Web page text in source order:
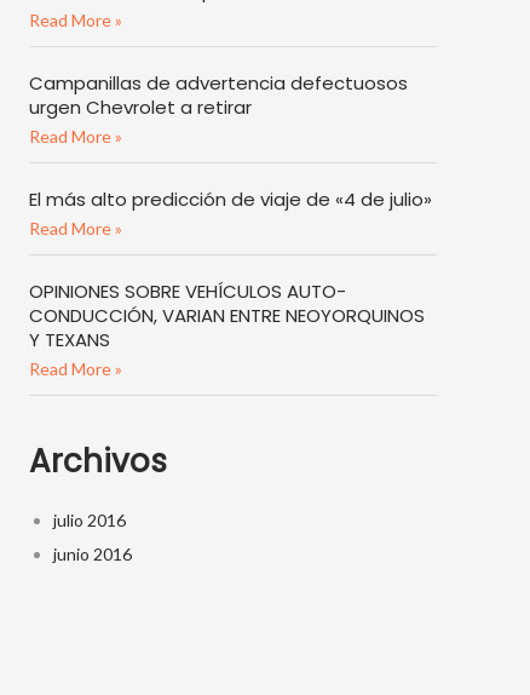
Read More »
Campanillas de advertencia defectuosos
urgen Chevrolet a retirar
Read More »
El más alto predicción de viaje de «4 de julio»
Read More »
OPINIONES SOBRE VEHÍCULOS AUTO-
CONDUCCIÓN, VARIAN ENTRE NEOYORQUINOS
Y TEXANS
Read More »
Archivos
julio 2016
junio 2016